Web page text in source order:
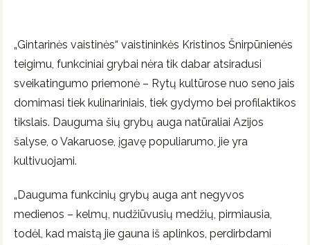
„Gintarinės vaistinės“ vaistininkės Kristinos Šnirpūnienės
teigimu, funkciniai grybai nėra tik dabar atsiradusi
sveikatingumo priemonė – Rytų kultūrose nuo seno jais
domimasi tiek kulinariniais, tiek gydymo bei profilaktikos
tikslais. Dauguma šių grybų auga natūraliai Azijos
šalyse, o Vakaruose, įgavę populiarumo, jie yra
kultivuojami.
„Dauguma funkcinių grybų auga ant negyvos
medienos – kelmų, nudžiūvusių medžių, pirmiausia,
todėl, kad maistą jie gauna iš aplinkos, perdirbdami